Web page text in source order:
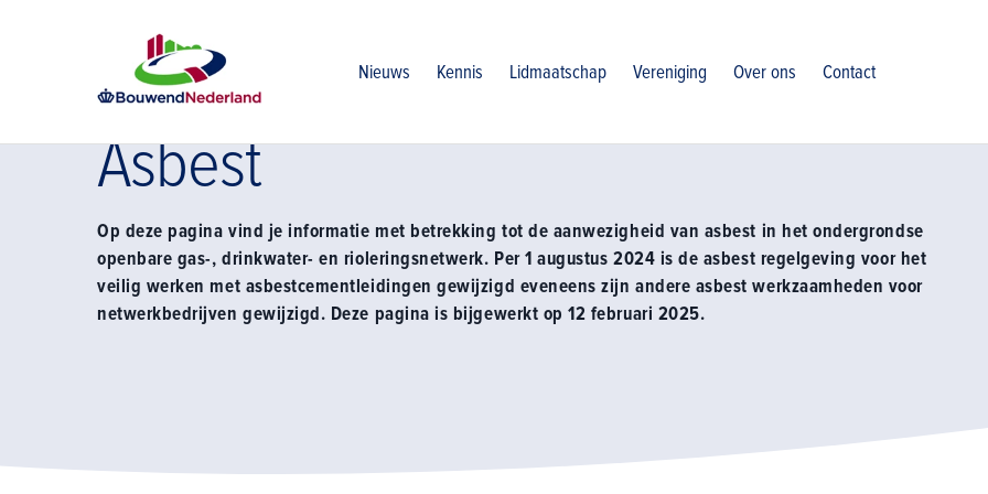
Nieuws Kennis Lidmaatschap Vereniging Over ons Contact
Vereniging
Asbest
Op deze pagina vind je informatie met betrekking tot de aanwezigheid van asbest in het ondergrondse
openbare gas-, drinkwater- en rioleringsnetwerk. Per 1 augustus 2024 is de asbest regelgeving voor het
veilig werken met asbestcementleidingen gewijzigd eveneens zijn andere asbest werkzaamheden voor
netwerkbedrijven gewijzigd. Deze pagina is bijgewerkt op 12 februari 2025.